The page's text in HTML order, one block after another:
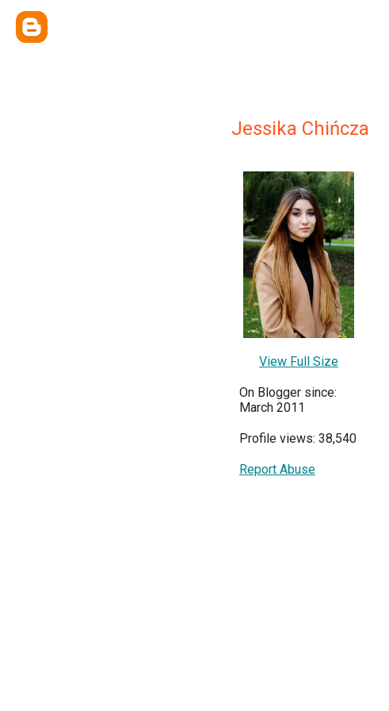
Jessika Chińcza
View Full Size
On Blogger since:
March 2011
Profile views: 38,540
Report Abuse